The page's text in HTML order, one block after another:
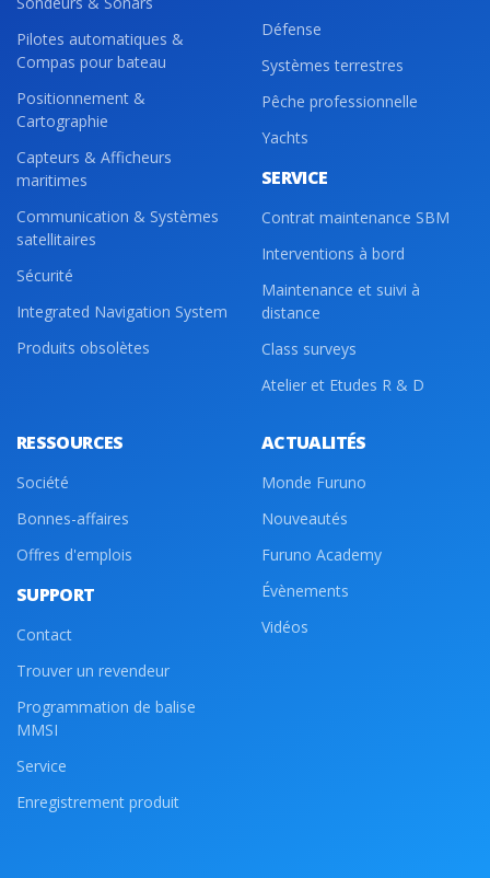
Pilotes automatiques &
Compas pour bateau
Positionnement &
Cartographie
Capteurs & Afficheurs
maritimes
Communication & Systèmes
satellitaires
Sécurité
Integrated Navigation System
Produits obsolètes
Défense
Systèmes terrestres
Pêche professionnelle
Yachts
SERVICE
Contrat maintenance SBM
Interventions à bord
Maintenance et suivi à
distance
Class surveys
Atelier et Etudes R & D
RESSOURCES
Société
Bonnes-affaires
Offres d'emplois
SUPPORT
Contact
Trouver un revendeur
Programmation de balise
MMSI
Service
Enregistrement produit
ACTUALITÉS
Monde Furuno
Nouveautés
Furuno Academy
Évènements
Vidéos